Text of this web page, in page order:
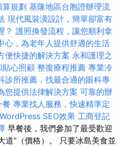
算規劃 基隆地區台胞證辦理流
現代風裝潢設計，簡單卻富有
？ 護照換發流程，讓您順利拿
心，為老年人提供舒適的生活
便快捷的解決方案 永和護理之
貼心照顧 整復療程推薦 專業冷
診所推薦，找最合適的眼科專
您提供法律解決方案 可靠的辦
餐 專業找人服務，快速精準定
SEO效果 工商登記
早餐後，我們參加了最受歡迎
道”（價格）。 只要冰島美食並